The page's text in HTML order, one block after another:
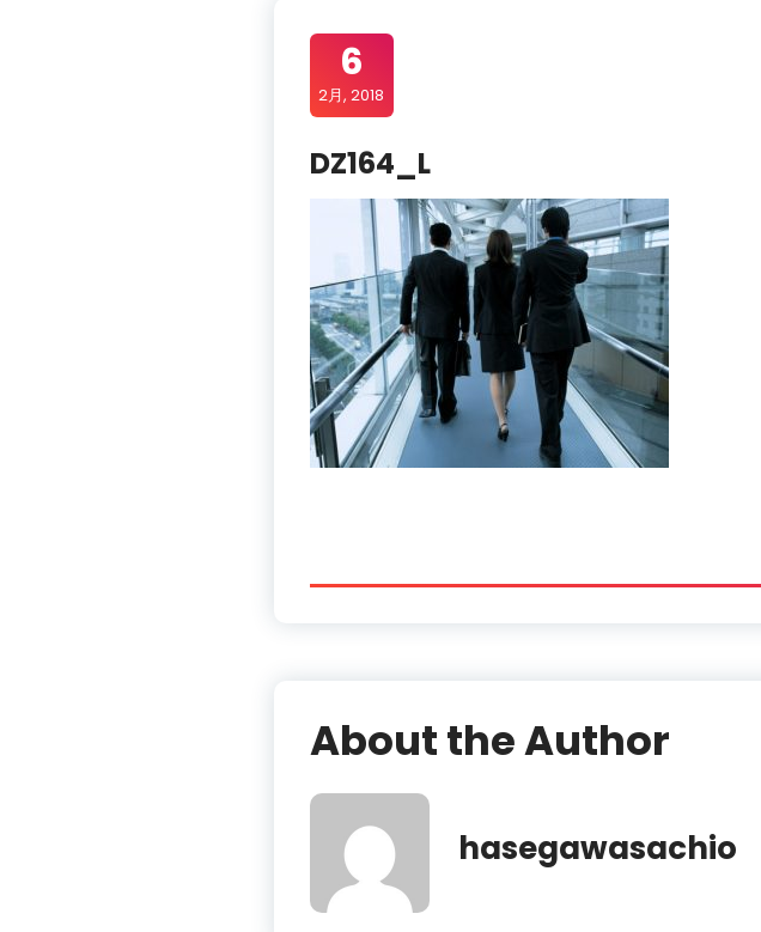
6
2月, 2018
DZ164_L
About the Author
hasegawasachio